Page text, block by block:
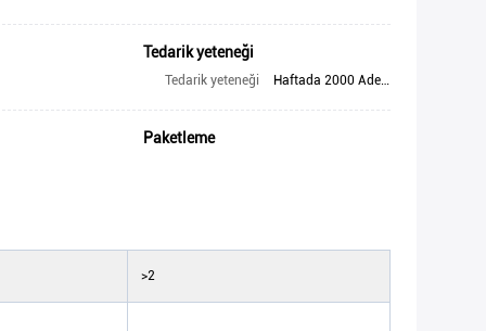
Tedarik yeteneği
Tedarik yeteneği Haftada 2000 Adet/Adet
Paketleme
>2